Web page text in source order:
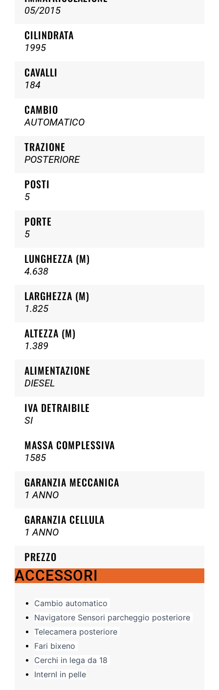
05/2015
CILINDRATA
1995
CAVALLI
184
CAMBIO
AUTOMATICO
TRAZIONE
POSTERIORE
POSTI
5
PORTE
5
LUNGHEZZA (M)
4.638
LARGHEZZA (M)
1.825
ALTEZZA (M)
1.389
ALIMENTAZIONE
DIESEL
IVA DETRAIBILE
SI
MASSA COMPLESSIVA
1585
GARANZIA MECCANICA
1 ANNO
GARANZIA CELLULA
1 ANNO
PREZZO
ACCESSORI
Cambio automatico
Navigatore Sensori parcheggio posteriore
Telecamera posteriore
Fari bixeno
Cerchi in lega da 18
InternI in pelle